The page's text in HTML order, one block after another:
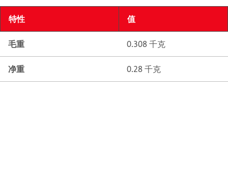
特性 值
毛重 0.308 千克
净重 0.28 千克